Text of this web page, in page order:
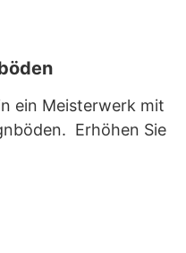
ein Meisterwerk mit
Erhöhen Sie